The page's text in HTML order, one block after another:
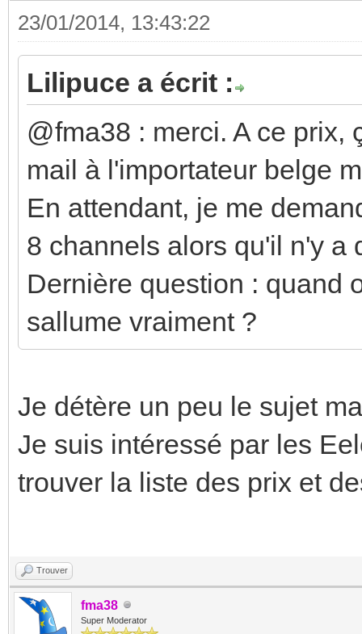
23/01/2014, 13:43:22
Lilipuce a écrit :
@fma38 : merci. A ce prix,
mail à l'importateur belge
En attendant, je me
8 channels alors qu'il n'y a
Dernière question : quand
sallume vraiment ?
Je détère un peu le sujet
Je suis intéressé par les
trouver la liste des prix et
Trouver
fma38
Super Moderator